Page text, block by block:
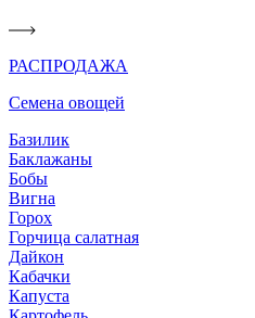
РАСПРОДАЖА
Семена овощей
Базилик
Баклажаны
Бобы
Вигна
Горох
Горчица салатная
Дайкон
Кабачки
Капуста